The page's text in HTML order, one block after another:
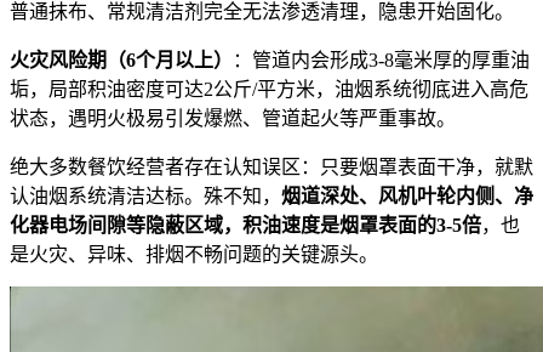
普通抹布、常规清洁剂完全无法渗透清理，隐患开始固化。
火灾风险期（6个月以上）
：管道内会形成3-8毫米厚的厚重油
垢，局部积油密度可达2公斤/平方米，油烟系统彻底进入高危
状态，遇明火极易引发爆燃、管道起火等严重事故。
绝大多数餐饮经营者存在认知误区：只要烟罩表面干净，就默
认油烟系统清洁达标。殊不知， 烟道深处、风机叶轮内侧、净
化器电场间隙等隐蔽区域，积油速度是烟罩表面的3-5倍，也
是火灾、异味、排烟不畅问题的关键源头。